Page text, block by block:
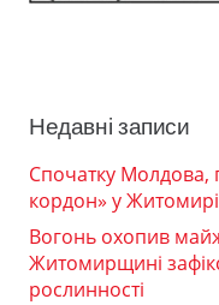
Недавні записи
Спочатку Молдова,
кордон» у
Вогонь охопив
Житомирщині
рослинності